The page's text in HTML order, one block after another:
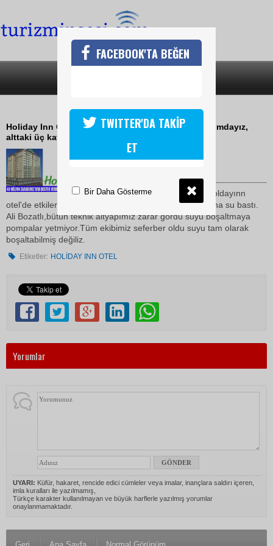
HOLİDAY INN OTEL SULAR ALTINDA
Holiday Inn Otel'in Sahibi Ali Bozatlı çok kötü durumdayız,
alttaki üç kata olduğu gibi su bastı
11 Eylül 2009 / 14:36
İkitelli'deki su baskınından Holdayınn
otel'de etkilendi Suların yükselmesiyle otelin ilk üç katına su bastı.
Ali Bozatlı,bütün teknik altyapımız zarar gördü suyu boşaltmaya
pompalar yetmiyor.Tüm ekibimiz seferber oldu suyu tam olarak
boşaltabilmiş değiliz.
Etiketler: HOLİDAY INN OTEL
Yorumlar
UYARI: Küfür, hakaret, rencide edici cümleler veya imalar, inançlara saldırı içeren,
imla kuralları ile yazılmamış,
Türkçe karakter kullanılmayan ve büyük harflerle yazılmış yorumlar
onaylanmamaktadır.
FACEBOOK'TA BEĞEN
TWITTER'DA TAKİP
ET
Bir Daha Gösterme